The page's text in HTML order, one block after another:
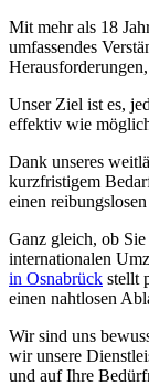
Mit mehr als 18
umfassendes
Unser Ziel ist es,
effektiv wie
Dank unseres
kurzfristigem
einen
Ganz gleich, ob
internationalen
in Osnabrück stellt
einen nahtlosen
Wir sind uns
wir unsere
und auf Ihre